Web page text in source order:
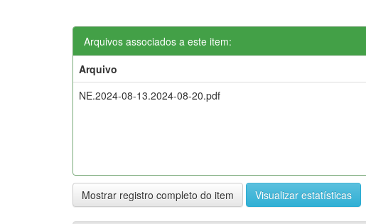
Arquivos associados a este item:
Arquivo
NE.2024-08-13.2024-08-20.pdf
Mostrar registro completo do item Visualizar estatísticas